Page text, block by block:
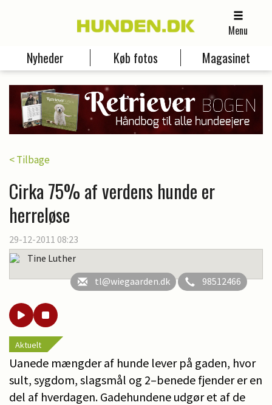
Menu
Nyheder Køb fotos Magasinet
< Tilbage
Cirka 75% af verdens hunde er
herreløse
29-12-2011 08:23
Tine Luther
tl@wiegaarden.dk
98512466
Aktuelt
Uanede mængder af hunde lever på gaden, hvor
sult, sygdom, slagsmål og 2–benede fjender er en
del af hverdagen. Gadehundene udgør et af de